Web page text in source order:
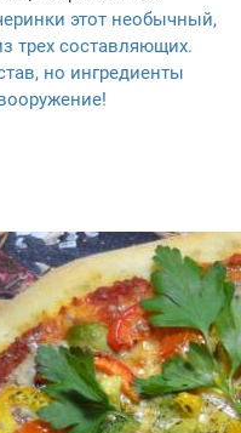
этот необычный,
трех составляющих.
но ингредиенты